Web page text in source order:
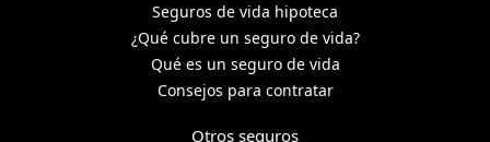
Seguros de vida hipoteca
¿Qué cubre un seguro de vida?
Qué es un seguro de vida
Consejos para contratar
Otros seguros